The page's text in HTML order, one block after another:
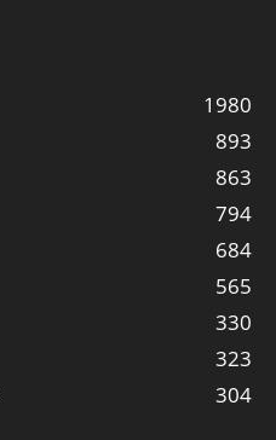
1980
893
863
794
684
565
330
323
304